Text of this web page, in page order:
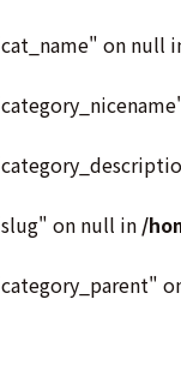
on null
on null in /